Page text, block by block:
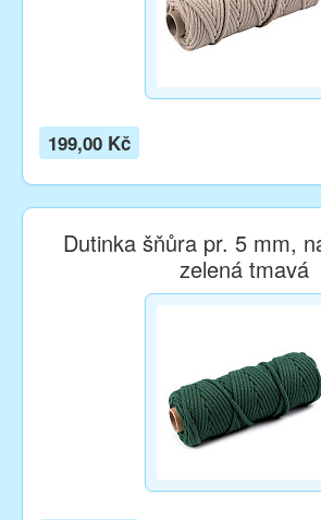
199,00 Kč
Dutinka šňůra pr. 5 mm,
zelená tmavá